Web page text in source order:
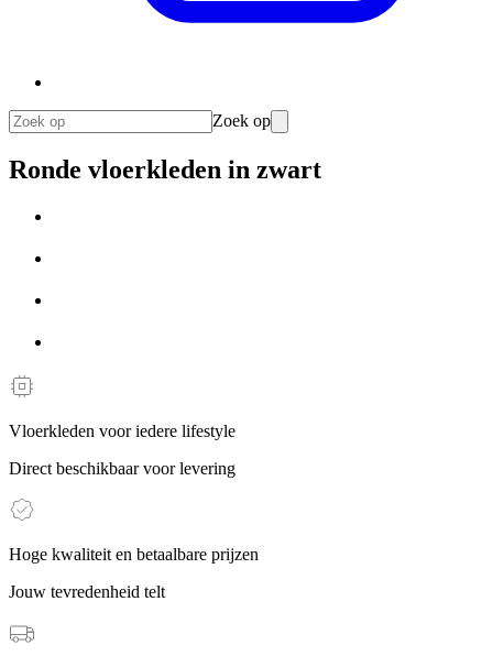
Zoek op
Ronde vloerkleden in zwart
Vloerkleden voor iedere lifestyle
Direct beschikbaar voor levering
Hoge kwaliteit en betaalbare prijzen
Jouw tevredenheid telt